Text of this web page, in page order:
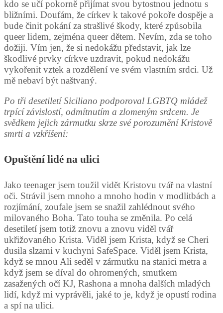
kdo se učí pokorně přijímat svou bytostnou jednotu s
bližními. Doufám, že církev k takové pokoře dospěje a
bude činit pokání za strašlivé škody, které způsobila
queer lidem, zejména queer dětem. Nevím, zda se toho
dožiji. Vím jen, že si nedokážu představit, jak lze
škodlivé prvky církve uzdravit, pokud nedokážu
vykořenit vztek a rozdělení ve svém vlastním srdci. Už
mě nebaví být naštvaný.
Po tři desetiletí Siciliano podporoval LGBTQ mládež
trpící závislostí, odmítnutím a zlomeným srdcem. Je
svědkem jejich zármutku skrze své porozumění Kristově
smrti a vzkříšení:
Opuštění lidé na ulici
Jako teenager jsem toužil vidět Kristovu tvář na vlastní
oči. Strávil jsem mnoho a mnoho hodin v modlitbách a
rozjímání, zoufale jsem se snažil zahlédnout svého
milovaného Boha. Tato touha se změnila. Po celá
desetiletí jsem totiž znovu a znovu viděl tvář
ukřižovaného Krista. Viděl jsem Krista, když se Cheri
dusila slzami v kuchyni SafeSpace. Viděl jsem Krista,
když se mnou Ali seděl v zármutku na stanici metra a
když jsem se díval do ohromených, smutkem
zasažených očí KJ, Rashona a mnoha dalších mladých
lidí, když mi vyprávěli, jaké to je, když je opustí rodina
a spí na ulici.